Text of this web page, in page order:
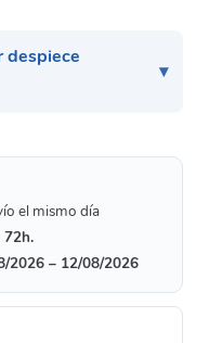
despiece
el mismo día
72h.
2026 – 12/08/2026